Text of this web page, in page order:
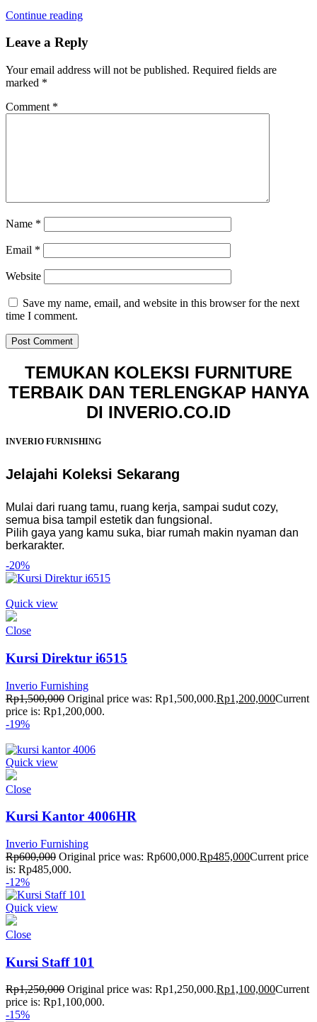
Continue reading
Leave a Reply
Your email address will not be published. Required fields are
marked *
Comment *
Name *
Email *
Website
Save my name, email, and website in this browser for the next
time I comment.
TEMUKAN KOLEKSI FURNITURE
TERBAIK DAN TERLENGKAP HANYA
DI INVERIO.CO.ID
INVERIO FURNISHING
Jelajahi Koleksi Sekarang
Mulai dari ruang tamu, ruang kerja, sampai sudut cozy,
semua bisa tampil estetik dan fungsional.
Pilih gaya yang kamu suka, biar rumah makin nyaman dan
berkarakter.
-20%
Quick view
Close
Kursi Direktur i6515
Inverio Furnishing
Rp1,500,000 Original price was: Rp1,500,000.Rp1,200,000Current
price is: Rp1,200,000.
-19%
Quick view
Close
Kursi Kantor 4006HR
Inverio Furnishing
Rp600,000 Original price was: Rp600,000.Rp485,000Current price
is: Rp485,000.
-12%
Quick view
Close
Kursi Staff 101
Rp1,250,000 Original price was: Rp1,250,000.Rp1,100,000Current
price is: Rp1,100,000.
-15%